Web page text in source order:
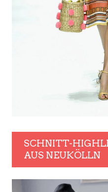
SCHNITT-
AUS NEUKÖLLN